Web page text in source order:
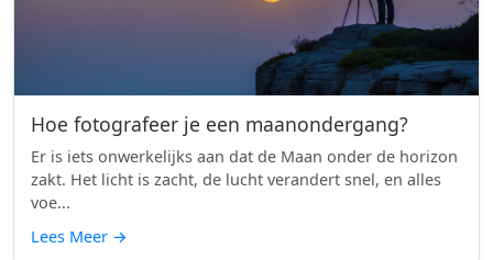
Hoe fotografeer je een maanondergang?
Er is iets onwerkelijks aan dat de Maan onder de horizon
zakt. Het licht is zacht, de lucht verandert snel, en alles
voe...
Lees Meer →